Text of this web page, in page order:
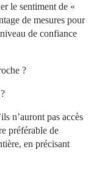
le sentiment de «
de mesures pour
de confiance
?
n’auront pas accès
préférable de
en précisant